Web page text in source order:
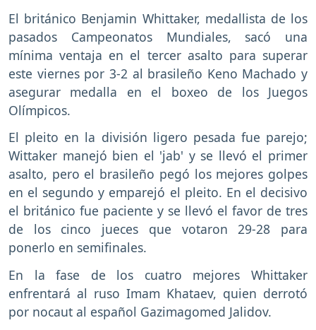
El británico Benjamin Whittaker, medallista de los
pasados Campeonatos Mundiales, sacó una
mínima ventaja en el tercer asalto para superar
este viernes por 3-2 al brasileño Keno Machado y
asegurar medalla en el boxeo de los Juegos
Olímpicos.
El pleito en la división ligero pesada fue parejo;
Wittaker manejó bien el 'jab' y se llevó el primer
asalto, pero el brasileño pegó los mejores golpes
en el segundo y emparejó el pleito. En el decisivo
el británico fue paciente y se llevó el favor de tres
de los cinco jueces que votaron 29-28 para
ponerlo en semifinales.
En la fase de los cuatro mejores Whittaker
enfrentará al ruso Imam Khataev, quien derrotó
por nocaut al español Gazimagomed Jalidov.